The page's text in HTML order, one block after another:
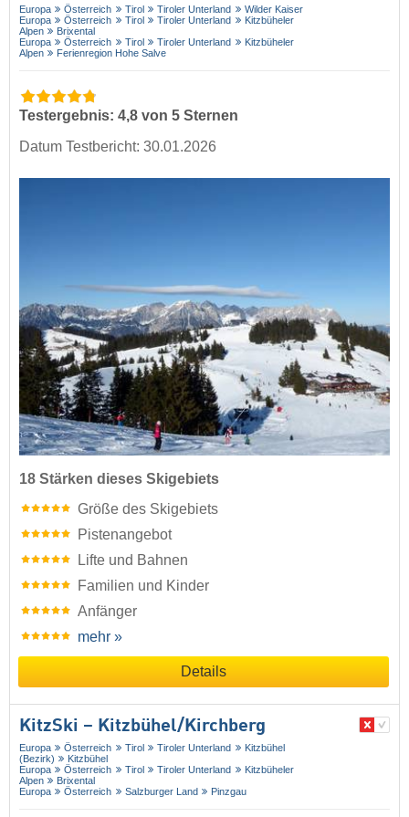
Europa Österreich Tirol Tiroler Unterland
Wilder Kaiser
Europa
Österreich Tirol Tiroler Unterland
Kitzbüheler
Alpen
Brixental
Europa
Österreich Tirol Tiroler Unterland
Kitzbüheler
Alpen
Ferienregion Hohe Salve
Testergebnis: 4,8 von 5 Sternen
Datum Testbericht: 30.01.2026
18 Stärken dieses Skigebiets
Größe des Skigebiets
Pistenangebot
Lifte und Bahnen
Familien und Kinder
Anfänger
mehr »
Details
KitzSki – Kitzbühel/​Kirchberg
Europa Österreich Tirol Tiroler Unterland
Kitzbühel
(Bezirk)
Kitzbühel
Europa
Österreich Tirol Tiroler Unterland
Kitzbüheler
Alpen
Brixental
Europa
Österreich Salzburger Land Pinzgau